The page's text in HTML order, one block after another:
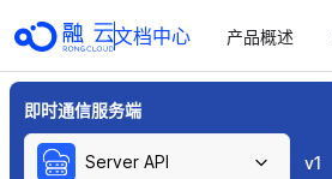
文档中心 产品概述
即时通信服务端
Server API v1